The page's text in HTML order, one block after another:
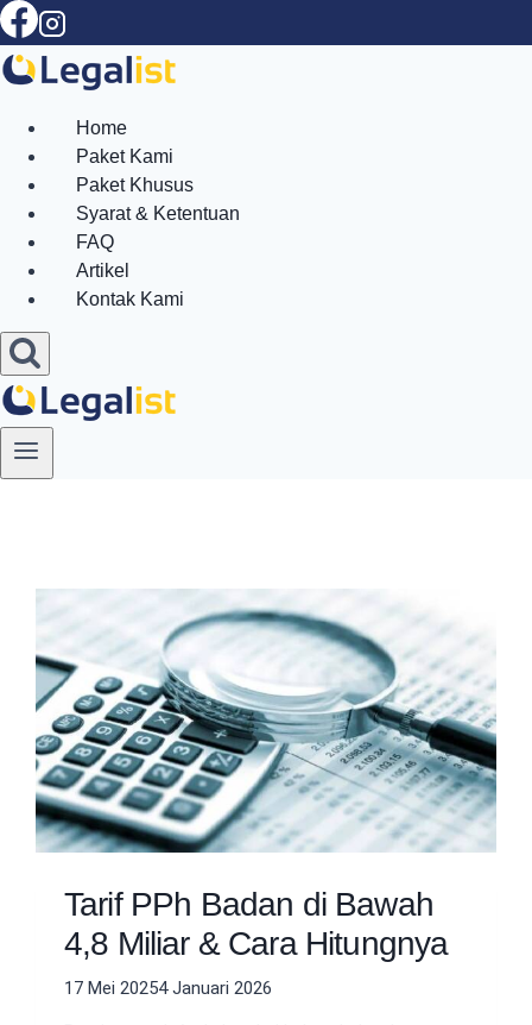
Skip
to
content
Home
Paket Kami
Paket Khusus
Syarat & Ketentuan
FAQ
Artikel
Kontak Kami
Tarif PPh Badan di Bawah
4,8 Miliar & Cara Hitungnya
17 Mei 20254 Januari 2026